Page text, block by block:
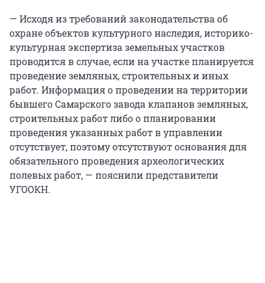
— Исходя из требований законодательства об
охране объектов культурного наследия, историко-
культурная экспертиза земельных участков
проводится в случае, если на участке планируется
проведение земляных, строительных и иных
работ. Информация о проведении на территории
бывшего Самарского завода клапанов земляных,
строительных работ либо о планировании
проведения указанных работ в управлении
отсутствует, поэтому отсутствуют основания для
обязательного проведения археологических
полевых работ, — пояснили представители
УГООКН.